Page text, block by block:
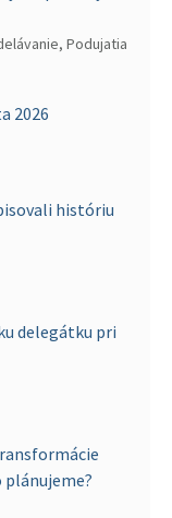
Podujatia
2026
históriu
delegátku pri
plánujeme?